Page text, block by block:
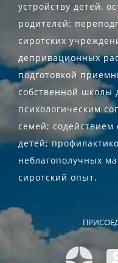
устройству детей,
родителей:
сиротских
депривационных
подготовкой
собственной школы
психологическим
семей;
детей;
неблагополучных
сиротский опыт.